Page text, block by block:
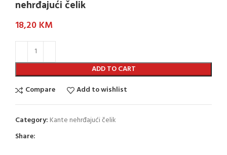
nehrđajući čelik
18,20 KM
ADD TO CART
Compare
Add to wishlist
Category: Kante nehrđajući čelik
Share: